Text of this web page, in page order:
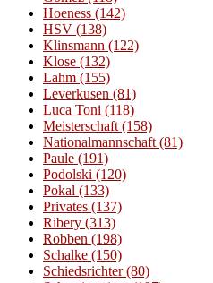
Hoeness (142)
HSV (138)
Klinsmann (122)
Klose (132)
Lahm (155)
Leverkusen (81)
Luca Toni (118)
Meisterschaft(158)
Nationalmannschaft(81)
Paule (191)
Podolski (120)
Pokal (133)
Privates (137)
Ribery (313)
Robben (198)
Schalke (150)
Schiedsrichter(80)